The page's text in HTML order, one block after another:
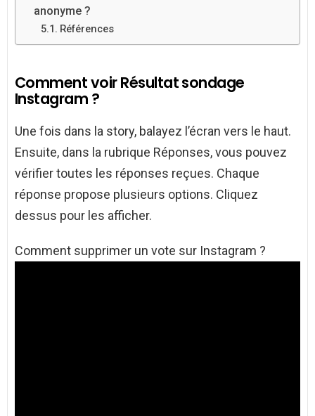
anonyme ?
Références
Comment voir Résultat sondage
Instagram ?
Une fois dans la story, balayez l’écran vers le haut.
Ensuite, dans la rubrique Réponses, vous pouvez
vérifier toutes les réponses reçues. Chaque
réponse propose plusieurs options. Cliquez
dessus pour les afficher.
Comment supprimer un vote sur Instagram ?